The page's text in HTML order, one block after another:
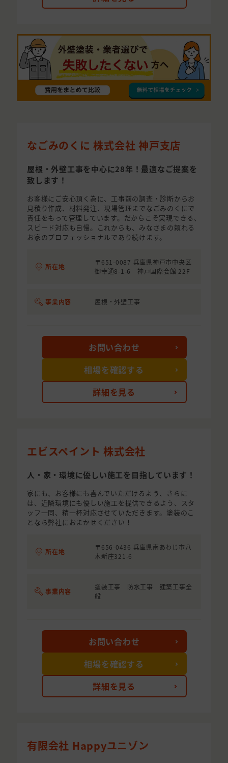
なごみのくに 株式会社 神戸支店
屋根・外壁工事を中心に28年！最適なご提案を
致します！
お客様にご安心頂く為に、工事前の調査・診断からお
見積り作成、材料発注、現場管理までなごみのくにで
責任をもって管理しています。だからこそ実現できる、
スピード対応も自慢。これからも、みなさまの頼れる
お家のプロフェッショナルであり続けます。
所在地
〒651-0087 兵庫県神戸市中央区
御幸通8-1-6 神戸国際会館 22F
事業内容 屋根・外壁工事
詳細を見る
お問い合わせ
相場を確認する
エビスペイント 株式会社
人・家・環境に優しい施工を目指しています！
家にも、お客様にも喜んでいただけるよう、さらに
は、近隣環境にも優しい施工を提供できるよう、スタ
ッフ一同、精一杯対応させていただきます。塗装のこ
となら弊社におまかせください！
所在地
〒656-0436 兵庫県南あわじ市八
木新庄321-6
事業内容
塗装工事 防水工事 建築工事全
般
詳細を見る
お問い合わせ
相場を確認する
有限会社 Happyユニゾン